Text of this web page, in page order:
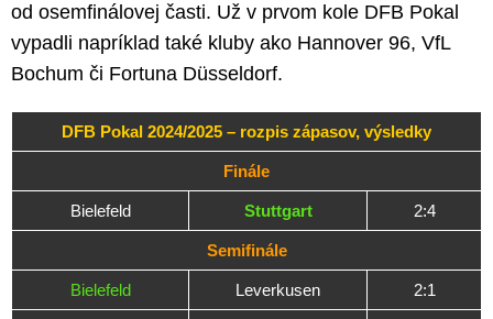
od osemfinálovej časti. Už v prvom kole DFB Pokal
vypadli napríklad také kluby ako Hannover 96, VfL
Bochum či Fortuna Düsseldorf.
DFB Pokal 2024/2025 – rozpis zápasov, výsledky
Finále
Bielefeld Stuttgart 2:4
Semifinále
Bielefeld Leverkusen 2:1